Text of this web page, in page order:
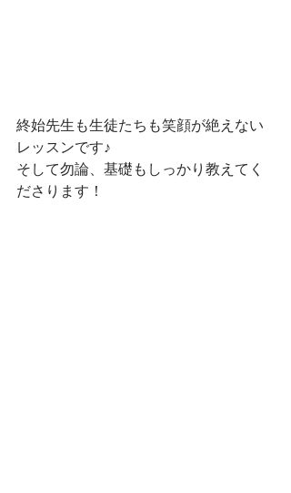
終始先生も生徒たちも笑顔が絶えない
レッスンです♪
そして勿論、基礎もしっかり教えてく
ださります！